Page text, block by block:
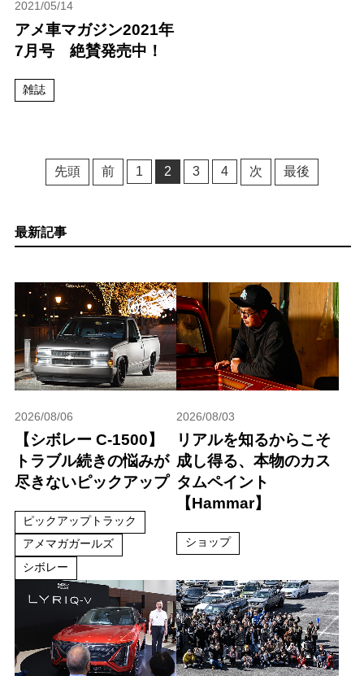
2021/05/14
アメ車マガジン2021年
7月号 絶賛発売中！
雑誌
先頭 前 1 2 3 4 次 最後
最新記事
2026/08/06
【シボレー C-1500】
トラブル続きの悩みが
尽きないピックアップ
ピックアップトラック
アメマガガールズ
シボレー
2026/08/03
リアルを知るからこそ
成し得る、本物のカス
タムペイント
【Hammar】
ショップ